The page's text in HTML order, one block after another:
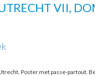
VII,
Poster met passe-partout.